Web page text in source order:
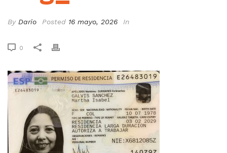
By Dario Posted 16 mayo, 2026 In
0